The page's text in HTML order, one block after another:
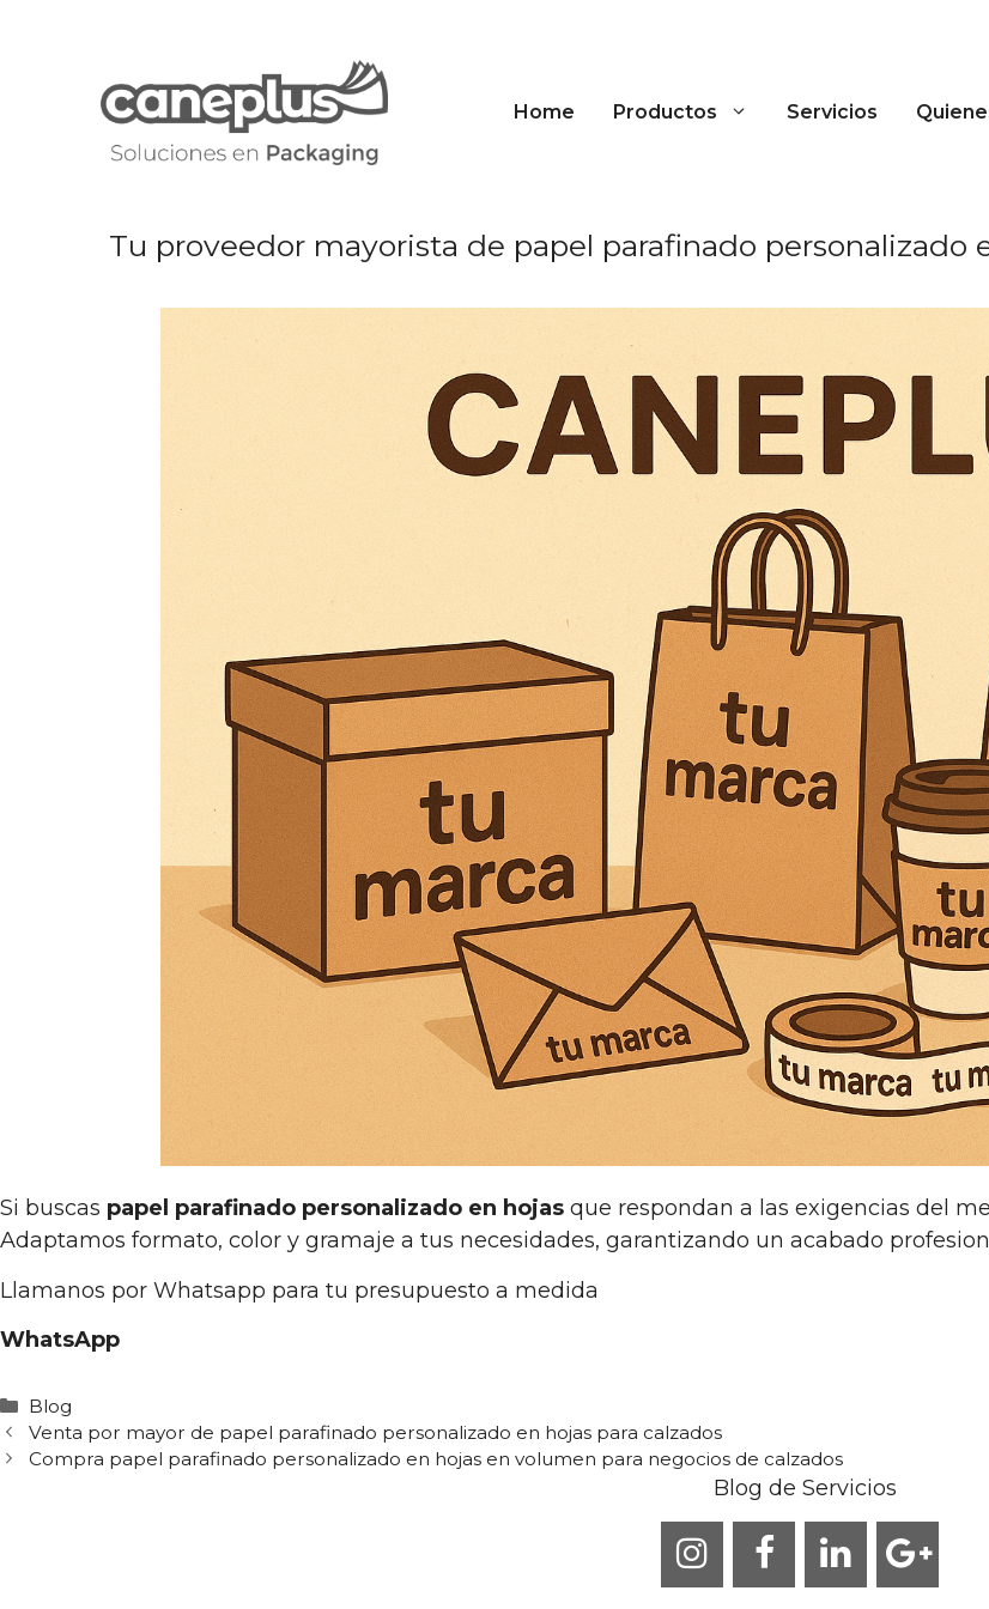
Home Productos Servicios
Tu proveedor mayorista de papel parafinado personalizado
Si buscas papel parafinado personalizado en hojas que respondan a las exigencias del
Adaptamos formato, color y gramaje a tus necesidades, garantizando un acabado
Llamanos por Whatsapp para tu presupuesto a medida
WhatsApp
Categorías
Blog
Venta por mayor de papel parafinado personalizado en hojas para calzados
Compra papel parafinado personalizado en hojas en volumen para negocios de calzados
Blog de Servicios